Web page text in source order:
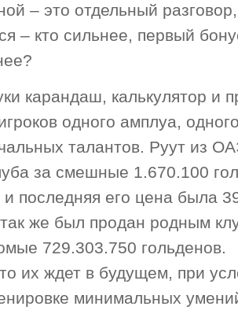
– это отдельный
– кто сильнее, первый
карандаш, калькулятор и
одного амплуа,
талантов. Руут из
за смешные 1.670.100
и последняя его цена была
же был продан родным
729.303.750 гольденов.
их ждет в будущем, при
минимальных